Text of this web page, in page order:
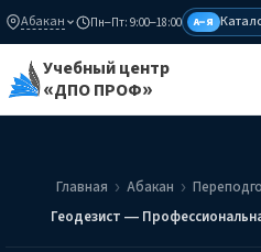
Абакан Пн–Пт: 9:00–18:00 А–Я
Учебный центр
«ДПО ПРОФ»
Главная Абакан
Геодезист —